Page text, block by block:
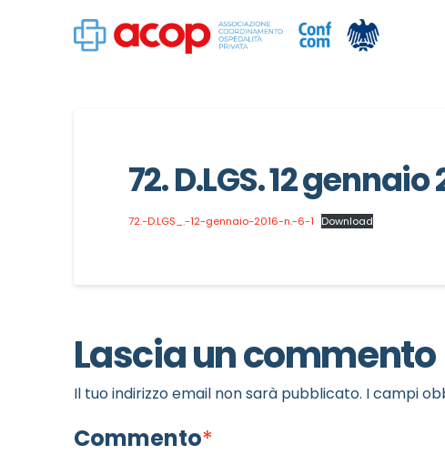
72. D.LGS. 12 gennaio
72.-D.LGS_.-12-gennaio-2016-n.-6-1 Download
Lascia un commento
Il tuo indirizzo email non sarà pubblicato. I campi
Commento*